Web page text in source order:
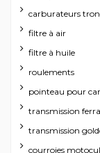
carburateurs
filtre à air
filtre à huile
roulements
pointeau pour
transmission
transmission
courroies